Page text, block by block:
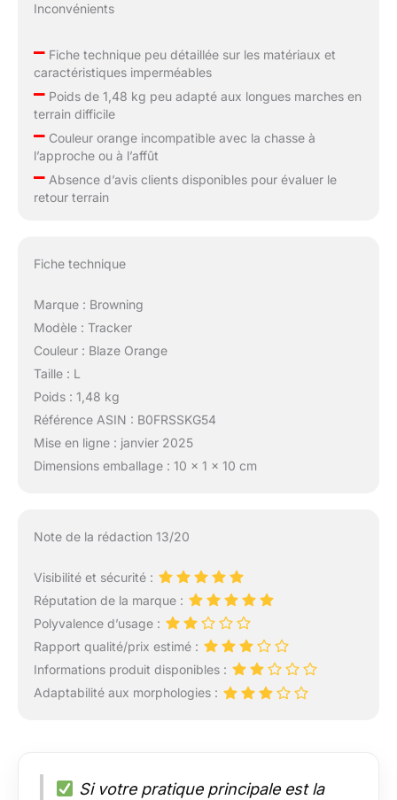
Inconvénients
–Fiche technique peu détaillée sur les matériaux et
caractéristiques imperméables
–Poids de 1,48 kg peu adapté aux longues marches en
terrain difficile
–Couleur orange incompatible avec la chasse à
l’approche ou à l’affût
–Absence d’avis clients disponibles pour évaluer le
retour terrain
Fiche technique
Marque : Browning
Modèle : Tracker
Couleur : Blaze Orange
Taille : L
Poids : 1,48 kg
Référence ASIN : B0FRSSKG54
Mise en ligne : janvier 2025
Dimensions emballage : 10 x 1 x 10 cm
Note de la rédaction 13/20
Visibilité et sécurité :
Réputation de la marque :
Polyvalence d’usage :
Rapport qualité/prix estimé :
Informations produit disponibles :
Adaptabilité aux morphologies :
Si votre pratique principale est la